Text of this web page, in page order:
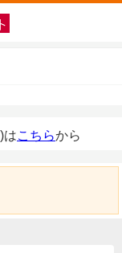
はこちらから